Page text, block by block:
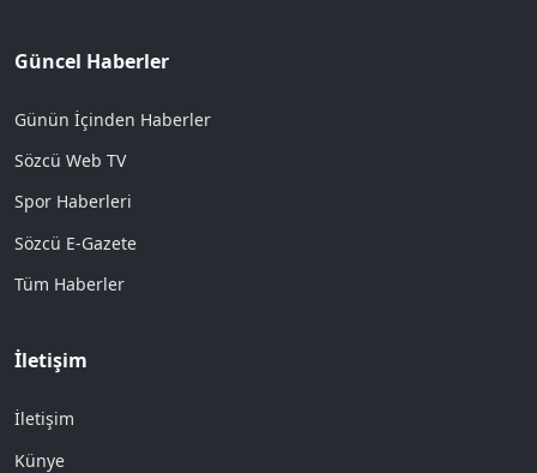
Güncel Haberler
Günün İçinden Haberler
Sözcü Web TV
Spor Haberleri
Sözcü E-Gazete
Tüm Haberler
İletişim
İletişim
Künye